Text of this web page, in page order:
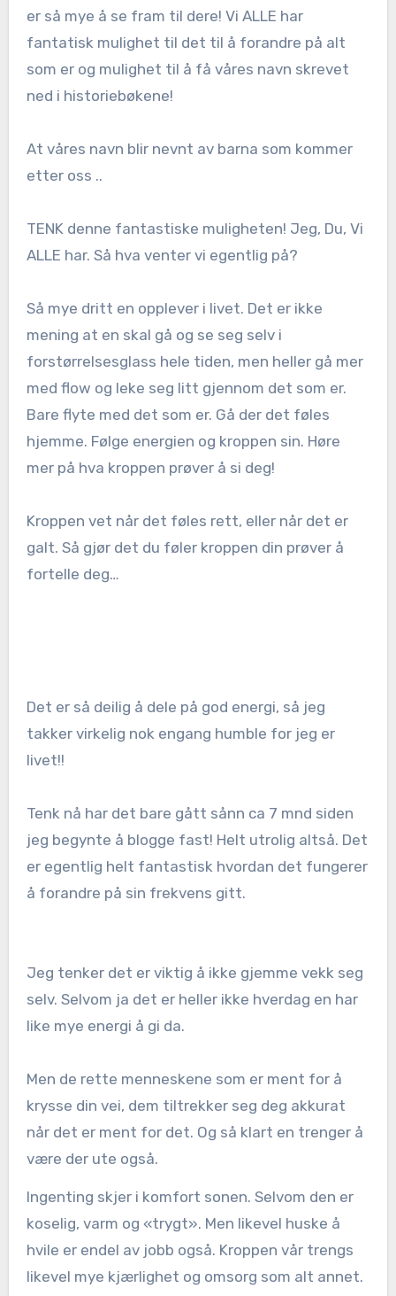
er så mye å se fram til dere! Vi ALLE har
fantatisk mulighet til det til å forandre på alt
som er og mulighet til å få våres navn skrevet
ned i historiebøkene!
At våres navn blir nevnt av barna som kommer
etter oss ..
TENK denne fantastiske muligheten! Jeg, Du, Vi
ALLE har. Så hva venter vi egentlig på?
Så mye dritt en opplever i livet. Det er ikke
mening at en skal gå og se seg selv i
forstørrelsesglass hele tiden, men heller gå mer
med flow og leke seg litt gjennom det som er.
Bare flyte med det som er. Gå der det føles
hjemme. Følge energien og kroppen sin. Høre
mer på hva kroppen prøver å si deg!
Kroppen vet når det føles rett, eller når det er
galt. Så gjør det du føler kroppen din prøver å
fortelle deg…
Det er så deilig å dele på god energi, så jeg
takker virkelig nok engang humble for jeg er
livet!!
Tenk nå har det bare gått sånn ca 7 mnd siden
jeg begynte å blogge fast! Helt utrolig altså. Det
er egentlig helt fantastisk hvordan det fungerer
å forandre på sin frekvens gitt.
Jeg tenker det er viktig å ikke gjemme vekk seg
selv. Selvom ja det er heller ikke hverdag en har
like mye energi å gi da.
Men de rette menneskene som er ment for å
krysse din vei, dem tiltrekker seg deg akkurat
når det er ment for det. Og så klart en trenger å
være der ute også.
Ingenting skjer i komfort sonen. Selvom den er
koselig, varm og «trygt». Men likevel huske å
hvile er endel av jobb også. Kroppen vår trengs
likevel mye kjærlighet og omsorg som alt annet.